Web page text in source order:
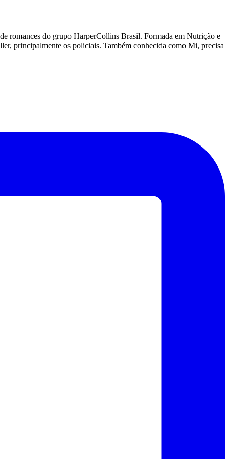
romances do grupo HarperCollins Brasil. Formada em Nutrição e
principalmente os policiais. Também conhecida como Mi, precisa